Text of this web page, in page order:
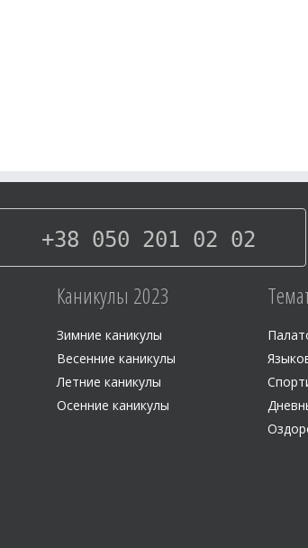
+38 050 201 02 02
Каникулы 2023
Зимние каникулы
Весенние каникулы
Летние каникулы
Осенние каникулы